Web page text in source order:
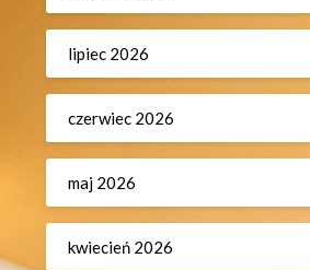
lipiec 2026
czerwiec 2026
maj 2026
kwiecień 2026